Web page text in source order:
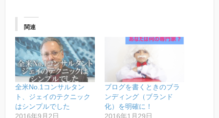
て
T
w
i
t
t
e
r
で
共
有
(
新
し
い
ウ
ィ
で
共
有
す
る
に
は
ク
リ
ッ
ク
し
て
く
関連
全米No.1コンサルタン
ト、ジェイのテクニック
はシンプルでした
2016年9月2日
ブログを書くときのブラ
ンディング（ブランド
化）を明確に！
2016年1月29日